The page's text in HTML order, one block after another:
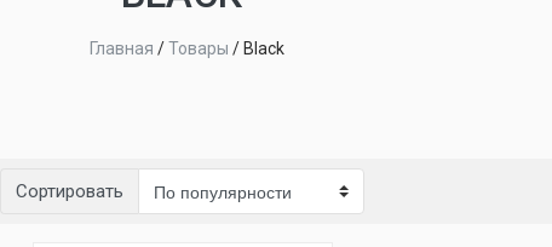
Главная /Товары / Black
Сортировать